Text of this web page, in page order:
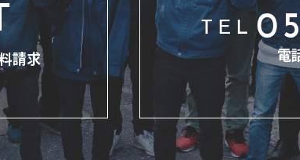
請求
TEL
電